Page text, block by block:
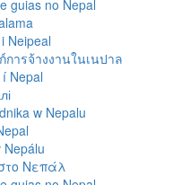
guias no Nepal
Neipeal
ารจ้างงานในเนปาล
Nepal
w Nepalu
Nepálu
Νεπάλ